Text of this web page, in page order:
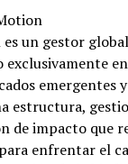
un gestor
exclusivamente
emergentes
estructura,
de impacto que
enfrentar el